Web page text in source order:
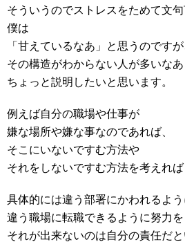
そういうのでストレスをためて文
僕は
「甘えているなあ」と思うのですが
その構造がわからない人が多いな
ちょっと説明したいと思います。
例えば自分の職場や仕事が
嫌な場所や嫌な事なのであれば、
そこにいないですむ方法や
それをしないですむ方法を考えれば
具体的には違う部署にかわれるよう
違う職場に転職できるように努力を
それが出来ないのは自分の責任だ